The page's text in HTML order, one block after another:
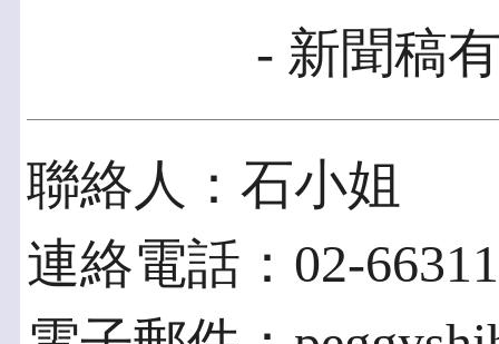
- 新聞稿
聯絡人：石小姐
連絡電話：02-